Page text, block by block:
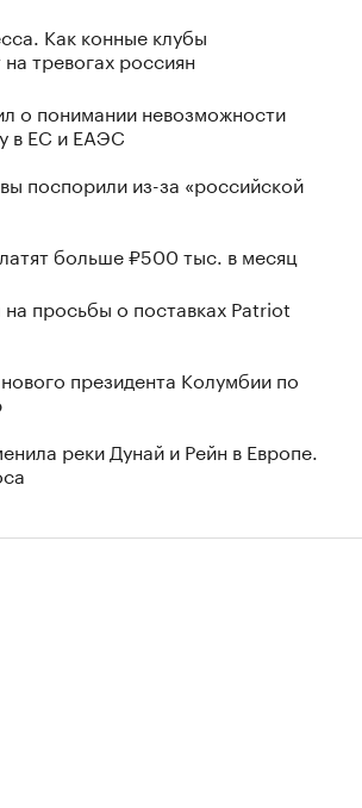
Как конные клубы
тревогах россиян
о понимании невозможности
в ЕС и ЕАЭС
поспорили из-за «российской
больше ₽500 тыс. в месяц
просьбы о поставках Patriot
президента Колумбии по
реки Дунай и Рейн в Европе.